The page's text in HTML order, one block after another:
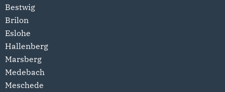
Bestwig
Brilon
Eslohe
Hallenberg
Marsberg
Medebach
Meschede